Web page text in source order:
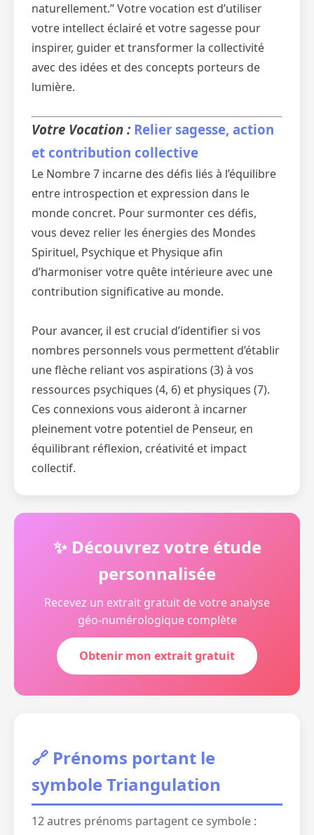
naturellement.” Votre vocation est d’utiliser
votre intellect éclairé et votre sagesse pour
inspirer, guider et transformer la collectivité
avec des idées et des concepts porteurs de
lumière.
Votre Vocation : Relier sagesse, action
et contribution collective
Le Nombre 7 incarne des défis liés à l’équilibre
entre introspection et expression dans le
monde concret. Pour surmonter ces défis,
vous devez relier les énergies des Mondes
Spirituel, Psychique et Physique afin
d’harmoniser votre quête intérieure avec une
contribution significative au monde.
Pour avancer, il est crucial d’identifier si vos
nombres personnels vous permettent d’établir
une flèche reliant vos aspirations (3) à vos
ressources psychiques (4, 6) et physiques (7).
Ces connexions vous aideront à incarner
pleinement votre potentiel de Penseur, en
équilibrant réflexion, créativité et impact
collectif.
✨ Découvrez votre étude
personnalisée
Recevez un extrait gratuit de votre analyse
géo-numérologique complète
Obtenir mon extrait gratuit
🔗 Prénoms portant le
symbole Triangulation
12 autres prénoms partagent ce symbole :